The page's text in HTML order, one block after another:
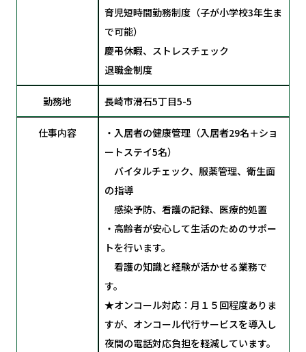
育児短時間勤務制度（子が小学校3年生ま
で可能）
慶弔休暇、ストレスチェック
退職金制度
勤務地 長崎市滑石5丁目5-5
仕事内容
・入居者の健康管理（入居者29名＋ショ
ートステイ5名）
バイタルチェック、服薬管理、衛生面
の指導
感染予防、看護の記録、医療的処置
・高齢者が安心して生活のためのサポー
トを行います。
看護の知識と経験が活かせる業務で
す。
★オンコール対応：月１５回程度ありま
すが、オンコール代行サービスを導入し
夜間の電話対応負担を軽減しています。